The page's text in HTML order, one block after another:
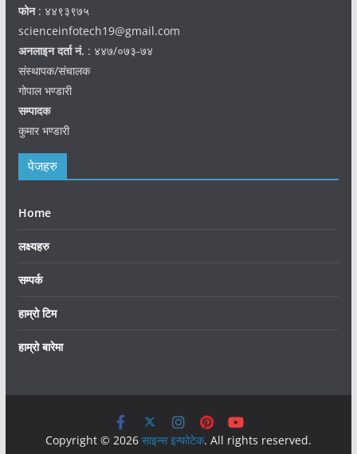
फोन: ४४९३९७५
scienceinfotech19@gmail.com
अनलाइन दर्ता नं. : ४४७/०७३-७४
संस्थापक/संचालक
गोपाल भण्डारी
सम्पादक
कुमार भण्डारी
पेजहरु
Home
लक्ष्यहरु
सम्पर्क
हाम्रो टिम
हाम्रो बारेमा
Copyright © 2026 साइन्स इन्फोटेक. All rights reserved.